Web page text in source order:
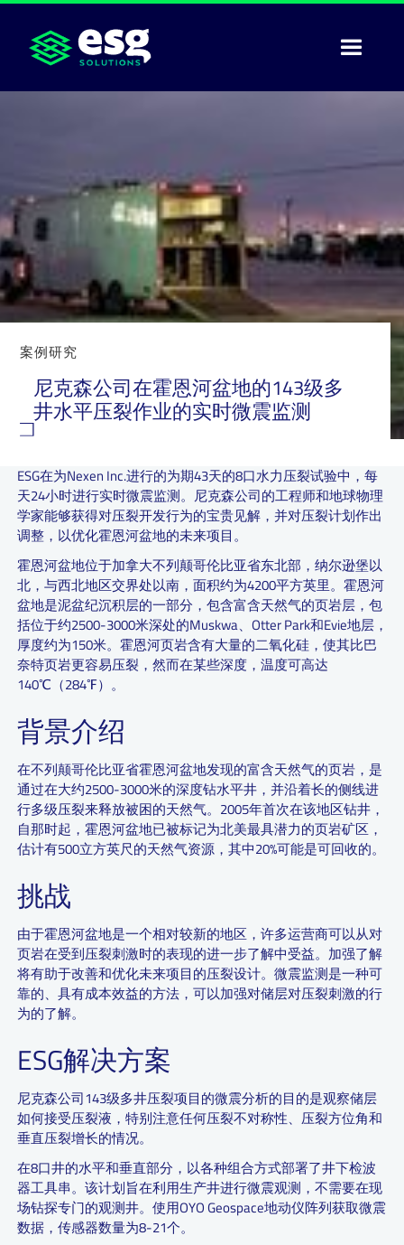
案例研究
尼克森公司在霍恩河盆地的143级多
井水平压裂作业的实时微震监测
ESG在为Nexen Inc.进行的为期43天的8口水力压裂试验中，每
天24小时进行实时微震监测。尼克森公司的工程师和地球物理
学家能够获得对压裂开发行为的宝贵见解，并对压裂计划作出
调整，以优化霍恩河盆地的未来项目。
霍恩河盆地位于加拿大不列颠哥伦比亚省东北部，纳尔逊堡以
北，与西北地区交界处以南，面积约为4200平方英里。霍恩河
盆地是泥盆纪沉积层的一部分，包含富含天然气的页岩层，包
括位于约2500-3000米深处的Muskwa、Otter Park和Evie地层，
厚度约为150米。霍恩河页岩含有大量的二氧化硅，使其比巴
奈特页岩更容易压裂，然而在某些深度，温度可高达
140℃（284℉）。
背景介绍
在不列颠哥伦比亚省霍恩河盆地发现的富含天然气的页岩，是
通过在大约2500-3000米的深度钻水平井，并沿着长的侧线进
行多级压裂来释放被困的天然气。2005年首次在该地区钻井，
自那时起，霍恩河盆地已被标记为北美最具潜力的页岩矿区，
估计有500立方英尺的天然气资源，其中20%可能是可回收的。
挑战
由于霍恩河盆地是一个相对较新的地区，许多运营商可以从对
页岩在受到压裂刺激时的表现的进一步了解中受益。加强了解
将有助于改善和优化未来项目的压裂设计。微震监测是一种可
靠的、具有成本效益的方法，可以加强对储层对压裂刺激的行
为的了解。
ESG解决方案
尼克森公司143级多井压裂项目的微震分析的目的是观察储层
如何接受压裂液，特别注意任何压裂不对称性、压裂方位角和
垂直压裂增长的情况。
在8口井的水平和垂直部分，以各种组合方式部署了井下检波
器工具串。该计划旨在利用生产井进行微震观测，不需要在现
场钻探专门的观测井。使用OYO Geospace地动仪阵列获取微震
数据，传感器数量为8-21个。